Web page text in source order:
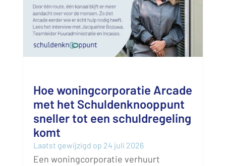
Hoe woningcorporatie Arcade
met het Schuldenknooppunt
sneller tot een schuldregeling
komt
Laatst gewijzigd op 24 juli 2026
Een woningcorporatie verhuurt